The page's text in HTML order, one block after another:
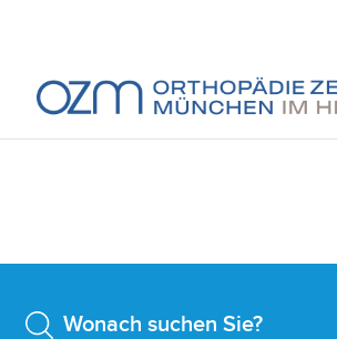
Wonach suchen Sie?